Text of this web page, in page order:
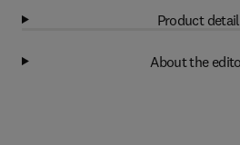
Product
About the